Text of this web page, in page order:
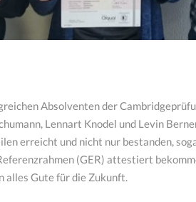
Absolventen der
Lennart Knodel und Levin
erreicht und nicht nur bestanden,
(GER) attestiert
alles Gute für die Zukunft.